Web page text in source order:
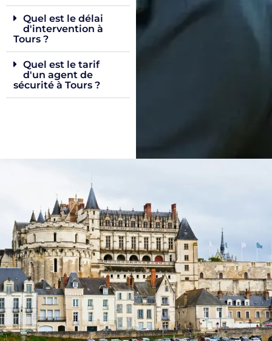
Quel est le délai
d'intervention à
Tours ?
Quel est le tarif
d'un agent de
sécurité à Tours ?